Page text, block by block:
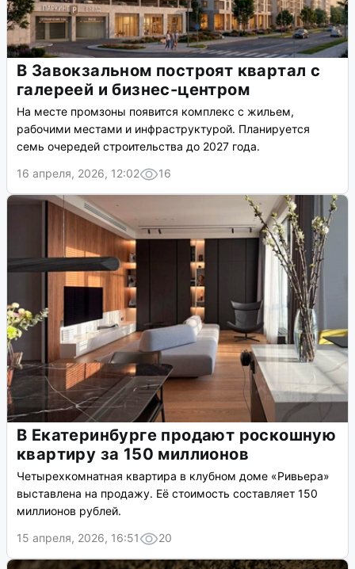
В Завокзальном построят квартал с
галереей и бизнес-центром
На месте промзоны появится комплекс с жильем,
рабочими местами и инфраструктурой. Планируется
семь очередей строительства до 2027 года.
16 апреля, 2026, 12:02
16
В Екатеринбурге продают роскошную
квартиру за 150 миллионов
Четырехкомнатная квартира в клубном доме «Ривьера»
выставлена на продажу. Её стоимость составляет 150
миллионов рублей.
15 апреля, 2026, 16:51
20